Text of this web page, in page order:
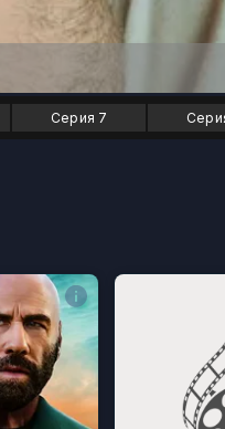
Серия 7